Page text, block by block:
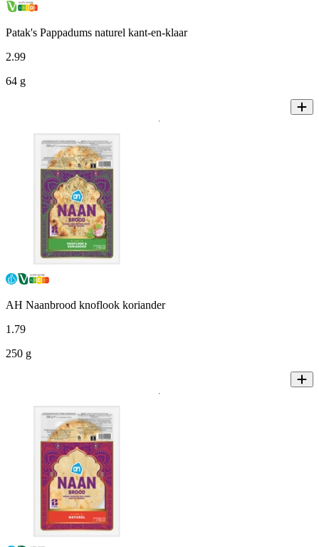
Patak's Pappadums naturel kant-en-klaar
2.99
64 g
AH Naanbrood knoflook koriander
1 .79
250 g